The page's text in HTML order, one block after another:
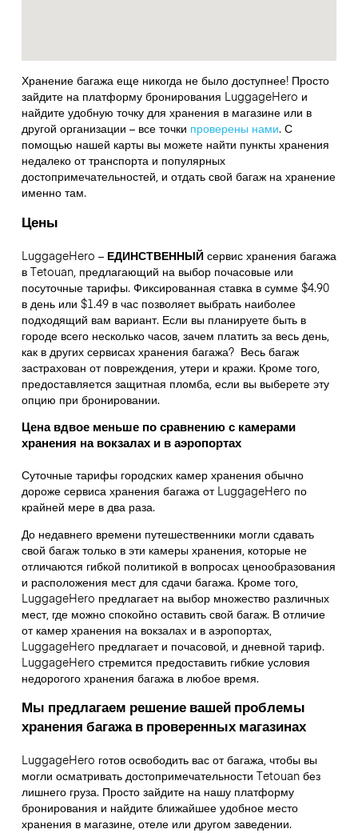
Хранение багажа еще никогда не было доступнее! Просто
зайдите на платформу бронирования LuggageHero и
найдите удобную точку для хранения в магазине или в
другой организации – все точки проверены нами. С
помощью нашей карты вы можете найти пункты хранения
недалеко от транспорта и популярных
достопримечательностей, и отдать свой багаж на хранение
именно там.
Цены
LuggageHero – ЕДИНСТВЕННЫЙсервис хранения багажа
в Tetouan, предлагающий на выбор почасовые или
посуточные тарифы. Фиксированная ставка в сумме $4.90
в день или $1.49 в час позволяет выбрать наиболее
подходящий вам вариант. Если вы планируете быть в
городе всего несколько часов, зачем платить за весь день,
как в других сервисах хранения багажа? Весь багаж
застрахован от повреждения, утери и кражи. Кроме того,
предоставляется защитная пломба, если вы выберете эту
опцию при бронировании.
Цена вдвое меньше по сравнению с камерами
хранения на вокзалах и в аэропортах
Суточные тарифы городских камер хранения обычно
дороже сервиса хранения багажа от LuggageHero по
крайней мере в два раза.
До недавнего времени путешественники могли сдавать
свой багаж только в эти камеры хранения, которые не
отличаются гибкой политикой в вопросах ценообразования
и расположения мест для сдачи багажа. Кроме того,
LuggageHero предлагает на выбор множество различных
мест, где можно спокойно оставить свой багаж. В отличие
от камер хранения на вокзалах и в аэропортах,
LuggageHero предлагает и почасовой, и дневной тариф.
LuggageHero стремится предоставить гибкие условия
недорогого хранения багажа в любое время.
Мы предлагаем решение вашей проблемы
хранения багажа в проверенных магазинах
LuggageHero готов освободить вас от багажа, чтобы вы
могли осматривать достопримечательности Tetouan без
лишнего груза. Просто зайдите на нашу платформу
бронирования и найдите ближайшее удобное место
хранения в магазине, отеле или другом заведении.